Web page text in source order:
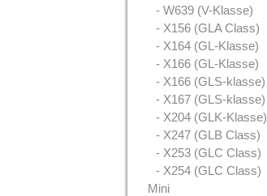
- W639 (V-Klasse)
- X156 (GLA Class)
- X164 (GL-Klasse)
- X166 (GL-Klasse)
- X166 (GLS-klasse)
- X167 (GLS-klasse)
- X204 (GLK-Klasse)
- X247 (GLB Class)
- X253 (GLC Class)
- X254 (GLC Class)
Mini